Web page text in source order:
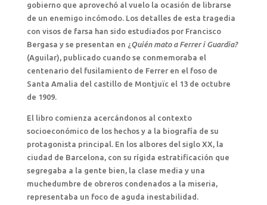
gobierno que aprovechó al vuelo la ocasión de librarse
de un enemigo incómodo. Los detalles de esta tragedia
con visos de farsa han sido estudiados por Francisco
Bergasa y se presentan en ¿Quién mato a Ferrer i Guardia?
(Aguilar), publicado cuando se conmemoraba el
centenario del fusilamiento de Ferrer en el foso de
Santa Amalia del castillo de Montjuïc el 13 de octubre
de 1909.
El libro comienza acercándonos al contexto
socioeconómico de los hechos y a la biografía de su
protagonista principal. En los albores del siglo XX, la
ciudad de Barcelona, con su rígida estratificación que
segregaba a la gente bien, la clase media y una
muchedumbre de obreros condenados a la miseria,
representaba un foco de aguda inestabilidad.